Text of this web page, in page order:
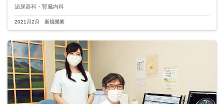
泌尿器科・腎臓内科
2021月2月 新規開業